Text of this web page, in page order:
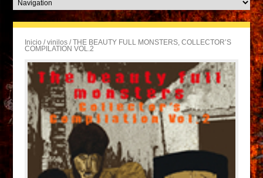
Inicio /vinilos / THE BEAUTY FULL MONSTERS, COLLECTOR’S
COMPILATION VOL.2